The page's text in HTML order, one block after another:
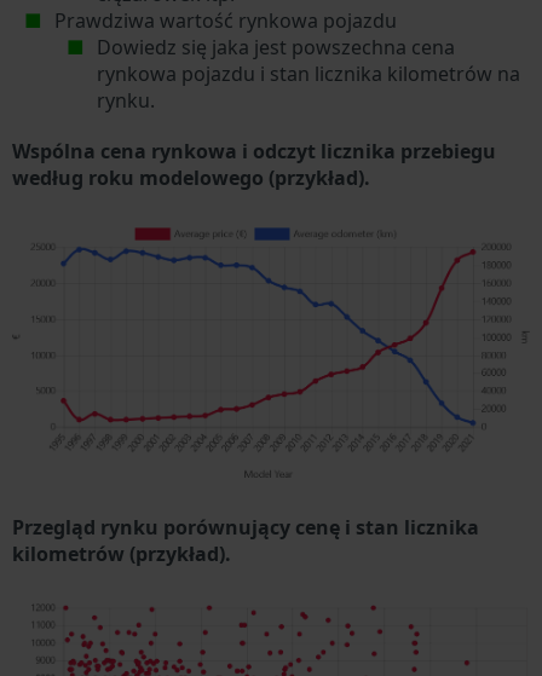
Prawdziwa wartość rynkowa pojazdu
Dowiedz się jaka jest powszechna cena
rynkowa pojazdu i stan licznika kilometrów na
rynku.
Wspólna cena rynkowa i odczyt licznika przebiegu
według roku modelowego (przykład).
Przegląd rynku porównujący cenę i stan licznika
kilometrów (przykład).